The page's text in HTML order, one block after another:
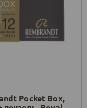
Pocket Box,